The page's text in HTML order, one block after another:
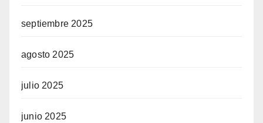
septiembre 2025
agosto 2025
julio 2025
junio 2025